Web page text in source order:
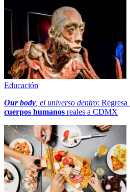
Educación
Our body , el universo dentro: Regresa
cuerpos humanos reales a CDMX